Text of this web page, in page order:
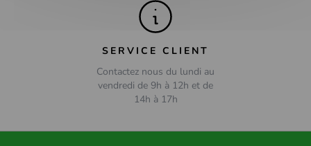
SERVICE CLIENT
Contactez nous du lundi au
vendredi de 9h à 12h et de
14h à 17h